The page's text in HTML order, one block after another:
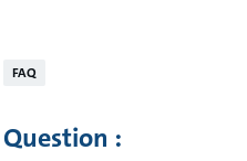
FAQ
Question :